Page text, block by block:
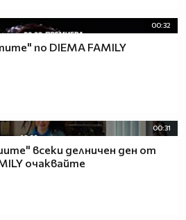
00:32
по DIEMA FAMILY
00:31
всеки делничен ден от
очаквайте